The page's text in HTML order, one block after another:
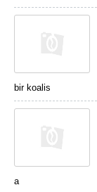
bir koalis
a